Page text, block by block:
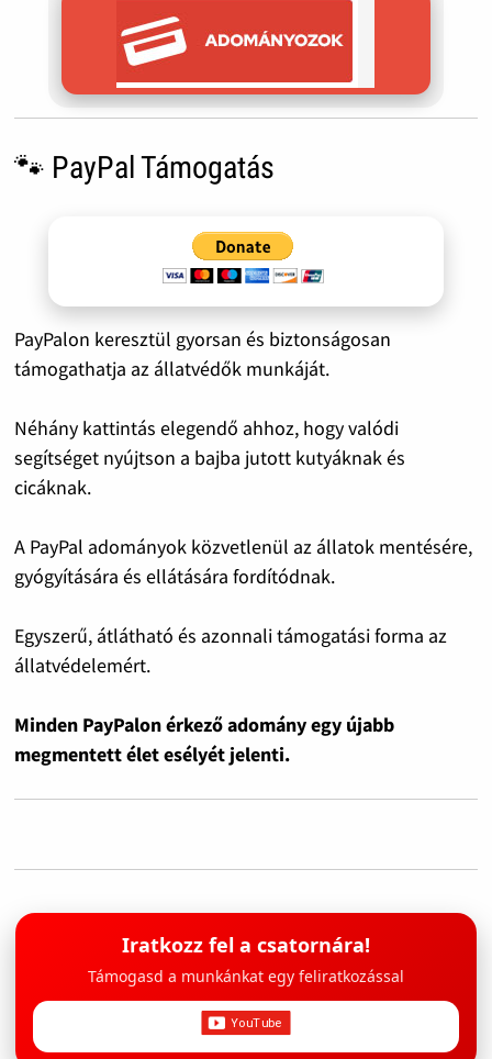
🐾 PayPal Támogatás
PayPalon keresztül gyorsan és biztonságosan
támogathatja az állatvédők munkáját.
Néhány kattintás elegendő ahhoz, hogy valódi
segítséget nyújtson a bajba jutott kutyáknak és
cicáknak.
A PayPal adományok közvetlenül az állatok mentésére,
gyógyítására és ellátására fordítódnak.
Egyszerű, átlátható és azonnali támogatási forma az
állatvédelemért.
Minden PayPalon érkező adomány egy újabb
megmentett élet esélyét jelenti.
Iratkozz fel a csatornára!
Támogasd a munkánkat egy feliratkozással